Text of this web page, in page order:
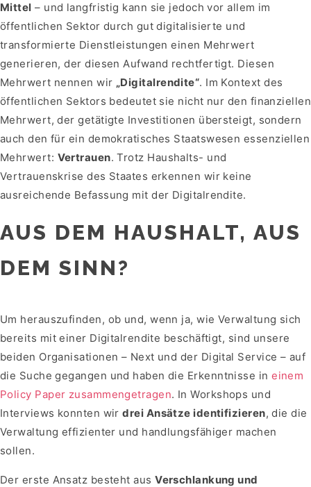
Mittel – und langfristig kann sie jedoch vor allem im
öffentlichen Sektor durch gut digitalisierte und
transformierte Dienstleistungen einen Mehrwert
generieren, der diesen Aufwand rechtfertigt. Diesen
Mehrwert nennen wir „Digitalrendite“. Im Kontext des
öffentlichen Sektors bedeutet sie nicht nur den finanziellen
Mehrwert, der getätigte Investitionen übersteigt, sondern
auch den für ein demokratisches Staatswesen essenziellen
Mehrwert: Vertrauen. Trotz Haushalts- und
Vertrauenskrise des Staates erkennen wir keine
ausreichende Befassung mit der Digitalrendite.
AUS DEM HAUSHALT, AUS
DEM SINN?
Um herauszufinden, ob und, wenn ja, wie Verwaltung sich
bereits mit einer Digitalrendite beschäftigt, sind unsere
beiden Organisationen – Next und der Digital Service – auf
die Suche gegangen und haben die Erkenntnisse ineinem
Policy Paper zusammengetragen. In Workshops und
Interviews konnten wirdrei Ansätze identifizieren, die die
Verwaltung effizienter und handlungsfähiger machen
sollen.
Der erste Ansatz besteht ausVerschlankung und